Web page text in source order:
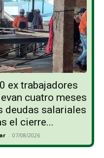
ex trabajadores
cuatro meses
deudas salariales
el cierre...
- 07/08/2026